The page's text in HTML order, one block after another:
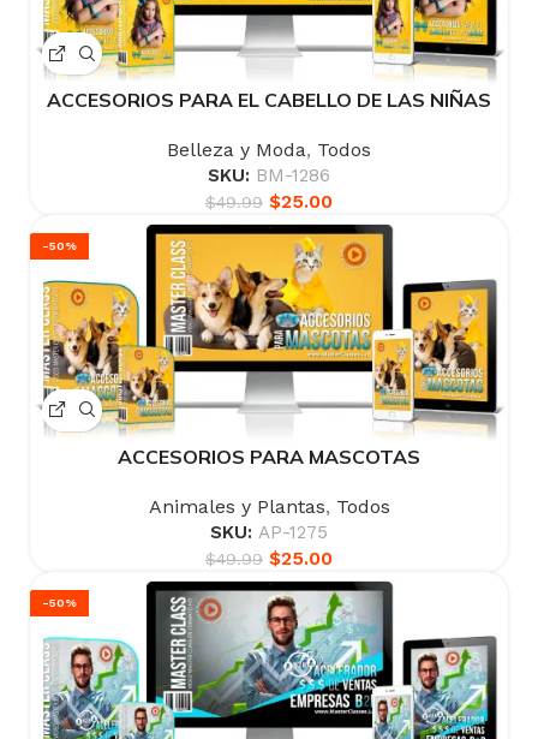
ACCESORIOS PARA EL CABELLO DE LAS NIÑAS
Belleza y Moda, Todos
SKU: BM-1286
$49.99 $25.00
-50%
ACCESORIOS PARA MASCOTAS
Animales y Plantas, Todos
SKU: AP-1275
$49.99 $25.00
-50%